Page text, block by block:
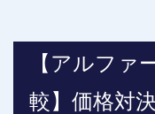
【アルフ
較】価格対決